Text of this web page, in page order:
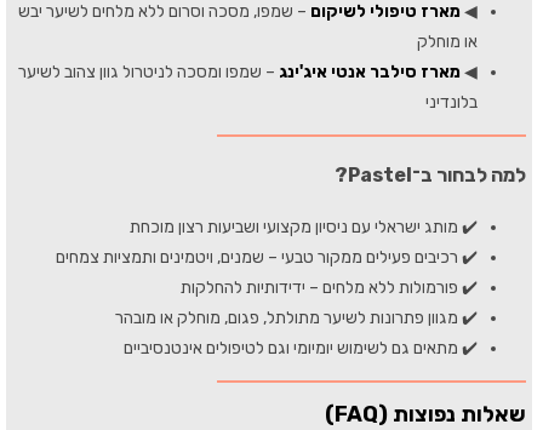
◀ מארז טיפולי לשיקום – שמפו, מסכה וסרום ללא מלחים לשיער יבש
או מוחלק
◀ מארז סילבר אנטי איג'ינג – שמפו ומסכה לניטרול גוון צהוב לשיער
בלונדיני
למה לבחור ב־Pastel?
✔️ מותג ישראלי עם ניסיון מקצועי ושביעות רצון מוכחת
✔️ רכיבים פעילים ממקור טבעי – שמנים, ויטמינים ותמציות צמחים
✔️ פורמולות ללא מלחים – ידידותיות להחלקות
✔️ מגוון פתרונות לשיער מתולתל, פגום, מוחלק או מובהר
✔️ מתאים גם לשימוש יומיומי וגם לטיפולים אינטנסיביים
שאלות נפוצות (FAQ)